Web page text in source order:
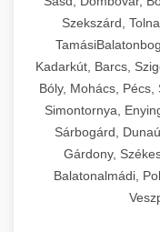
Szekszárd,
Kadarkút, Barcs,
Bóly, Mohács, Pécs,
Simontornya,
Sárbogárd,
Gárdony,
Balatonalmádi,